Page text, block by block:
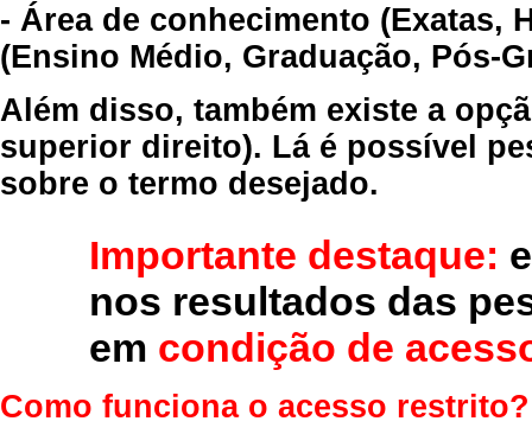
- Área de conhecimento (Exatas,
(Ensino Médio, Graduação, Pós-
Além disso, também existe a
superior direito). Lá é possível
sobre o termo desejado.
Importante destaque:
nos resultados das
em condição de
Como funciona o acesso restrito?